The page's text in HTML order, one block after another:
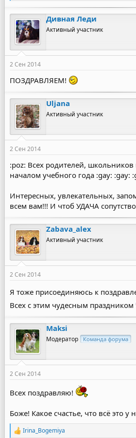
а
к
ц
и
и
:
Дивная Леди
Активный участник
2 Сен 2014
ПОЗДРАВЛЯЕМ!
Uljana
Активный участник
2 Сен 2014
:poz: Всех родителей, школьников
началом учебного года :gay: :gay:
Интересных, увлекательных,
всем вам!!! И чтоб УДАЧА
Zabava_alex
Активный участник
2 Сен 2014
Я тоже присоединяюсь к
Всех с этим чудесным праздником
Maksi
Модератор Команда форума
2 Сен 2014
Всех поздравляю!
Боже! Какое счастье, что всё это у
Р
Irina_Bogemiya